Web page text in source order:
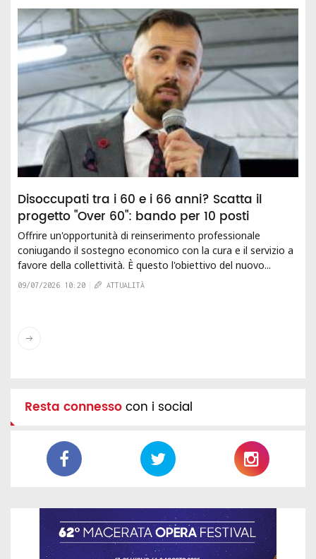
Disoccupati tra i 60 e i 66 anni? Scatta il
progetto "Over 60": bando per 10 posti
Offrire un'opportunità di reinserimento professionale
coniugando il sostegno economico con la cura e il servizio a
favore della collettività. È questo l'obiettivo del nuovo...
09/07/2026 10:20 ATTUALITÀ
Resta connessocon i social